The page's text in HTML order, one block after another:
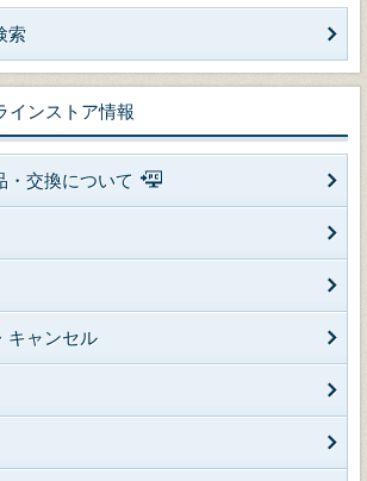
索
インストア情報
・交換について
キャンセル